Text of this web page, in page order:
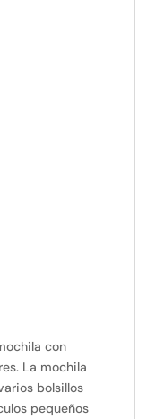
con
La mochila
bolsillos
pequeños